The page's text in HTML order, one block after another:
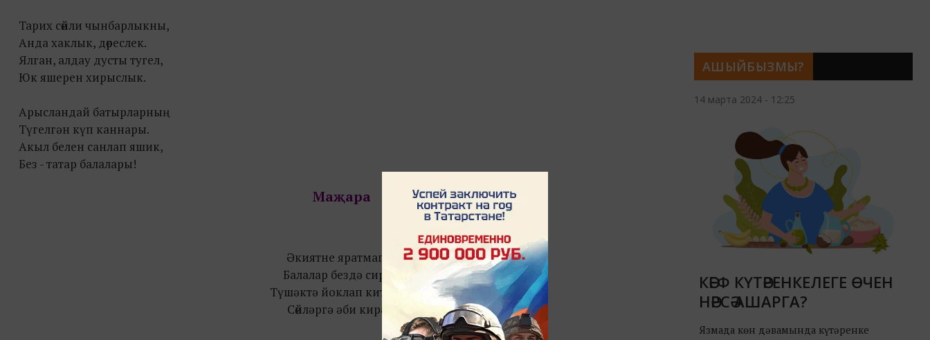
Тарих сөйли чынбарлыкны,
Анда хаклык, дөреслек.
Ялган, алдау дусты тyгел,
Юк яшерен хирыслык.
Арысландай батырларның
Түгелгән күп каннары.
Акыл белeн санлап яшик,
Без - татар балалары!
Маҗара
Әкиятне яратмаган
Балалар бездә сирәк.
Түшәктә йоклап китәргә,
Сөйләргә әби кирәк.
АШЫЙБЫЗМЫ?
14 марта 2024 - 12:25
КӘЕФ КҮТӘРЕНКЕЛЕГЕ ӨЧЕН
НӘРСӘ АШАРГА?
Язмада көн дәвамында күтәренке